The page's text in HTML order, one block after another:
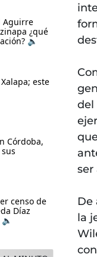
Aguirre
¿qué
🔈
este
Córdoba,
censo de
Díaz
del
ser
De
la